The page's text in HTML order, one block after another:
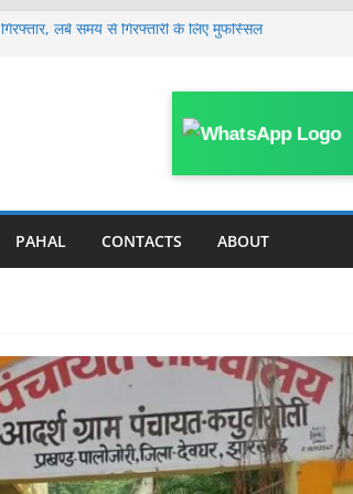
लंबे समय से गिरफ्तारी के लिए मुफस्सिल
के मासूम की 13 दिन बाद मौ’त, घर के पास
FIR; काम में बाधा, आउटसोर्सिंग कर्मियों से
प्रभावित करने का आरोप
PAHAL CONTACTS ABOUT